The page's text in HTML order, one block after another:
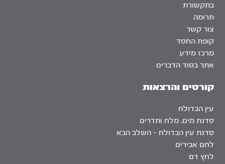
בתקשורת
תרומה
צור קשר
קופת החסד
מרכז מידע
אתר בסוד הדברים
קורסים והרצאות
עין הבדולח
סדנת מים, מלח ותדרים
סדנת עין הבדולח – השלב הבא
לחם אבירים
לחץ דם